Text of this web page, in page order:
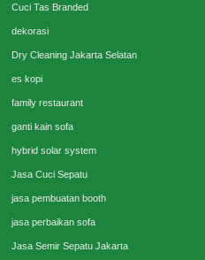
Cuci Tas Branded
dekorasi
Dry Cleaning Jakarta Selatan
es kopi
family restaurant
ganti kain sofa
hybrid solar system
Jasa Cuci Sepatu
jasa pembuatan booth
jasa perbaikan sofa
Jasa Semir Sepatu Jakarta